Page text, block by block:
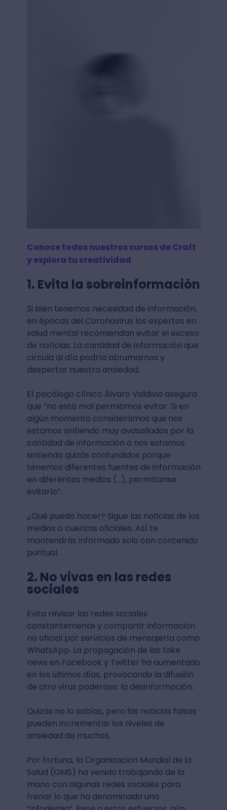
Conoce todos nuestros cursos de Craft
y explora tu creatividad
1. Evita la sobreinformación
Si bien tenemos necesidad de información,
en épocas del Coronavirus los expertos en
salud mental recomiendan evitar el exceso
de noticias. La cantidad de información que
circula al día podría abrumarnos y
despertar nuestra ansiedad.
El psicólogo clínico Álvaro Valdivia asegura
que “no está mal permitimos evitar. Si en
algún momento consideramos que nos
estamos sintiendo muy avasallados por la
cantidad de información o nos estamos
sintiendo quizás confundidos porque
tenemos diferentes fuentes de información
en diferentes medios (…), permítanse
evitarlo”.
¿Qué puedo hacer? Sigue las noticias de los
medios o cuentas oficiales. Así te
mantendrás informado solo con contenido
puntual.
2. No vivas en las redes
sociales
Evita revisar las redes sociales
constantemente y compartir información
no oficial por servicios de mensajería como
WhatsApp. La propagación de las fake
news en Facebook y Twitter ha aumentado
en los últimos días, provocando la difusión
de otro virus poderoso: la desinformación.
Quizás no lo sabías, pero las noticias falsas
pueden incrementar los niveles de
ansiedad de muchos.
Por fortuna, la Organización Mundial de la
Salud (OMS) ha venido trabajando de la
mano con algunas redes sociales para
frenar lo que ha denominado una